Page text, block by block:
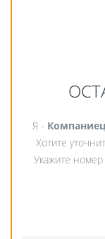
Я -
Хотите
Укажите